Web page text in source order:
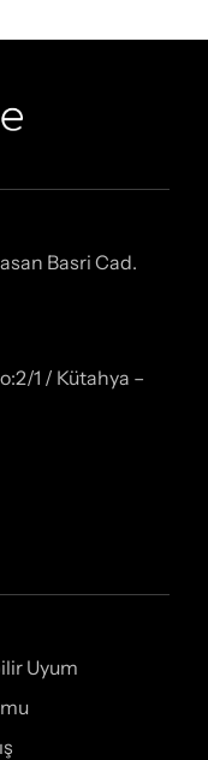
Basri Cad.
1 / Kütahya –
Uyum